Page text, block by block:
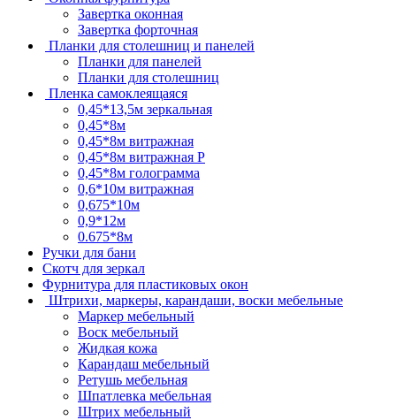
Завертка оконная
Завертка форточная
Планки для столешниц и панелей
Планки для панелей
Планки для столешниц
Пленка самоклеящаяся
0,45*13,5м зеркальная
0,45*8м
0,45*8м витражная
0,45*8м витражная Р
0,45*8м голограмма
0,6*10м витражная
0,675*10м
0,9*12м
0.675*8м
Ручки для бани
Скотч для зеркал
Фурнитура для пластиковых окон
Штрихи, маркеры, карандаши, воски мебельные
Маркер мебельный
Воск мебельный
Жидкая кожа
Карандаш мебельный
Ретушь мебельная
Шпатлевка мебельная
Штрих мебельный